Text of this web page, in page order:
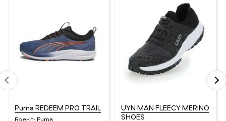
Puma REDEEM PRO TRAIL
UYN MAN FLEECY MERINO
SHOES